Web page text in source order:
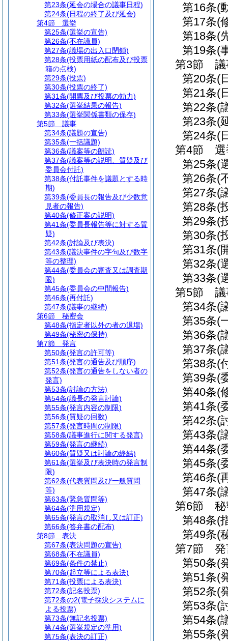
第16条(
第17条(
第18条(
第19条(
第3節
第20条(
第21条(
第22条(
第23条(
第24条(
第4節
第25条(
第26条(
第27条(
第28条(
第29条(
第30条(
第31条(
第32条(
第33条(
第5節
第34条(
第35条(
第36条(
第37条(
第38条(
第39条(
第40条(
第41条(
第42条(
第43条(
第44条(
第45条(
第46条(
第47条(
第6節
第48条(
第49条(
第7節
第50条(
第51条(
第52条(
第53条(
第54条(
第55条(
第23条(延会の場合の議事日程)
第24条(日程の終了及び延会)
第4節
選挙
第25条(選挙の宣告)
第26条(不在議員)
第27条(議場の出入口閉鎖)
第28条(投票用紙の配布及び投票
箱の点検)
第29条(投票)
第30条(投票の終了)
第31条(開票及び投票の効力)
第32条(選挙結果の報告)
第33条(選挙関係書類の保存)
第5節
議事
第34条(議題の宣告)
第35条(一括議題)
第36条(議案等の朗読)
第37条(議案等の説明、質疑及び
委員会付託)
第38条(付託事件を議題とする時
期)
第39条(委員長の報告及び少数意
見者の報告)
第40条(修正案の説明)
第41条(委員長報告等に対する質
疑)
第42条(討論及び表決)
第43条(議決事件の字句及び数字
等の整理)
第44条(委員会の審査又は調査期
限)
第45条(委員会の中間報告)
第46条(再付託)
第47条(議事の継続)
第6節
秘密会
第48条(指定者以外の者の退場)
第49条(秘密の保持)
第7節
発言
第50条(発言の許可等)
第51条(発言の通告及び順序)
第52条(発言の通告をしない者の
発言)
第53条(討論の方法)
第54条(議長の発言討論)
第55条(発言内容の制限)
第56条(質疑の回数)
第57条(発言時間の制限)
第58条(議事進行に関する発言)
第59条(発言の継続)
第60条(質疑又は討論の終結)
第61条(選挙及び表決時の発言制
限)
第62条(代表質問及び一般質問
等)
第63条(緊急質問等)
第64条(準用規定)
第65条(発言の取消し又は訂正)
第66条(答弁書の配布)
第8節
表決
第67条(表決問題の宣告)
第68条(不在議員)
第69条(条件の禁止)
第70条(起立等による表決)
第71条(投票による表決)
第72条(記名投票)
第72条の2(電子採決システムに
よる投票)
第73条(無記名投票)
第74条(選挙規定の準用)
第75条(表決の訂正)